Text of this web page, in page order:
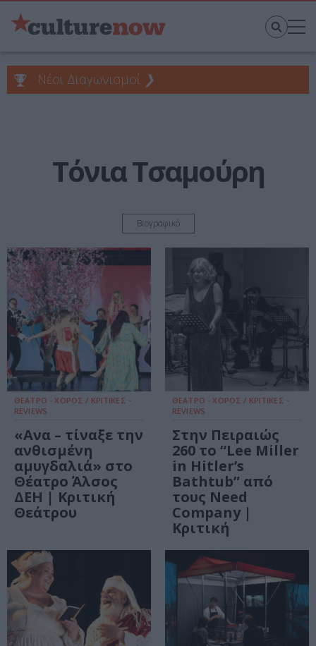
Νέοι Διαγωνισμοί ❯
Τόνια Τσαμούρη
Βιογραφικό
ΘΕΑΤΡΟ - ΧΟΡΟΣ / ΚΡΙΤΙΚΕΣ -
REVIEWS
«Ανα – τίναξε την
ανθισμένη
αμυγδαλιά» στο
Θέατρο Άλσος
ΔΕΗ | Κριτική
Θεάτρου
ΘΕΑΤΡΟ - ΧΟΡΟΣ / ΚΡΙΤΙΚΕΣ -
REVIEWS
Στην Πειραιώς
260 το “Lee Miller
in Hitler’s
Bathtub” από
τους Need
Company |
Κριτική